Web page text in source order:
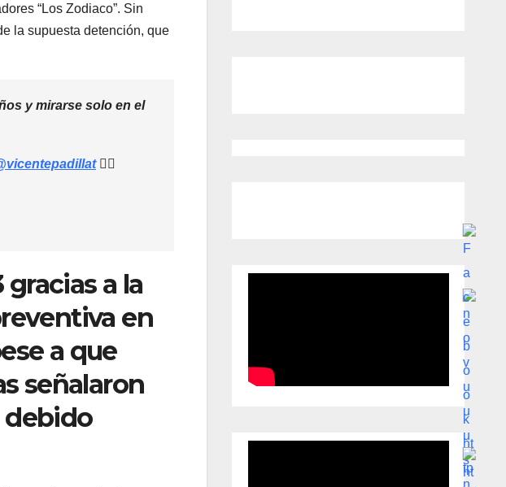
“Los Zodiaco”. Sin
la supuesta detención, que
y mirarse solo en el
👇🏼
a la
en
a que
señalaron
debido